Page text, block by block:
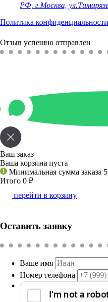
РФ, г.Москва,
Политика конфиденциальности
Отзыв успешно отправлен
Ваш заказ
Ваша корзина пуста
Минимальная сумма заказа
Итого 0 ₽
перейти в корзину
Оставить заявку
Ваше имя
Номер телефона